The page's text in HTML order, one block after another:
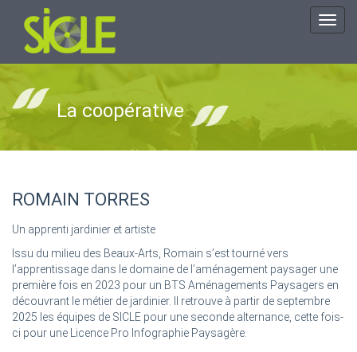
La coopérative
ROMAIN TORRES
Un apprenti jardinier et artiste
Issu du milieu des Beaux-Arts, Romain s’est tourné vers
l’apprentissage dans le domaine de l’aménagement paysager une
première fois en 2023 pour un BTS Aménagements Paysagers en
découvrant le métier de jardinier. Il retrouve à partir de septembre
2025 les équipes de SICLE pour une seconde alternance, cette fois-
ci pour une Licence Pro Infographie Paysagère.